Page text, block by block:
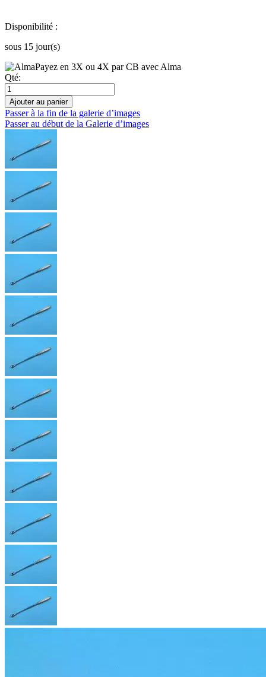
Disponibilité :
sous 15 jour(s)
Payez en 3X ou 4X par CB avec Alma
Qté:
Ajouter au panier
Passer à la fin de la galerie d’images
Passer au début de la Galerie d’images